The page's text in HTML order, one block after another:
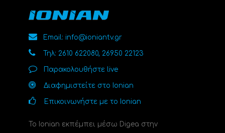
Email: info@ioniantv.gr
Τηλ: 2610 622080, 26950 22123
Παρακολουθήστε live
Διαφημιστείτε στο Ionian
Επικοινωνήστε με το Ionian
Το Ionian εκπέμπει μέσω Digea στην